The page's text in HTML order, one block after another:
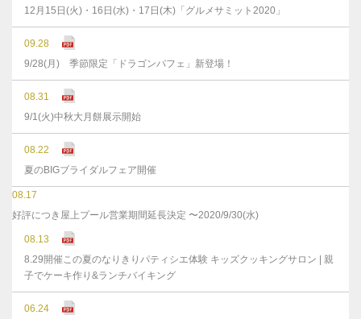
12月15日(火)・16日(水)・17日(木)「グルメサミット2020」
09.28
9/28(月) 季節限定「ドラゴンパフェ」新登場！
08.31
9/1(火)中秋大月餅展示開始
08.22
夏のBIGブライダルフェア開催
08.17
好評につき屋上プール営業期間延長決定 〜2020/9/30(水)
08.13
8.29開催この夏のなりきりパティシエ体験 キッズクッキングサロン | 親
子でケーキ作り&ランチバイキング
06.24